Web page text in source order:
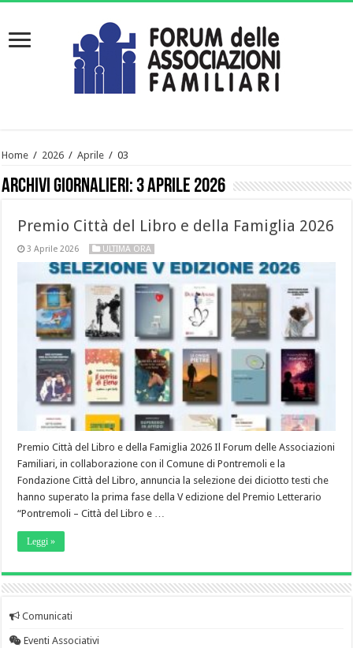
Home / 2026 / Aprile / 03
Archivi giornalieri:3 Aprile 2026
Premio Città del Libro e della Famiglia 2026
3 Aprile 2026 ULTIMA ORA
Premio Città del Libro e della Famiglia 2026 Il Forum delle Associazioni
Familiari, in collaborazione con il Comune di Pontremoli e la
Fondazione Città del Libro, annuncia la selezione dei diciotto testi che
hanno superato la prima fase della V edizione del Premio Letterario
“Pontremoli – Città del Libro e …
Leggi »
Comunicati
Eventi Associativi